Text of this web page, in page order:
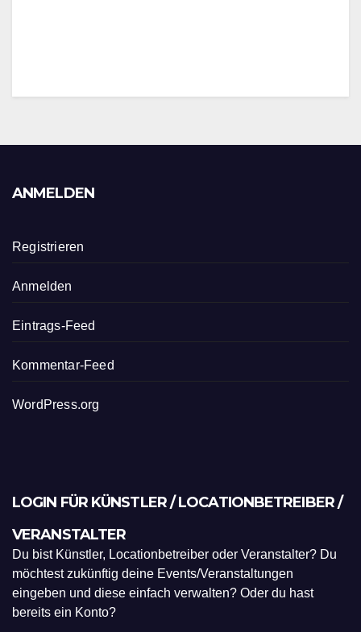
ANMELDEN
Registrieren
Anmelden
Eintrags-Feed
Kommentar-Feed
WordPress.org
LOGIN FÜR KÜNSTLER / LOCATIONBETREIBER /
VERANSTALTER
Du bist Künstler, Locationbetreiber oder Veranstalter? Du
möchtest zukünftig deine Events/Veranstaltungen
eingeben und diese einfach verwalten? Oder du hast
bereits ein Konto?